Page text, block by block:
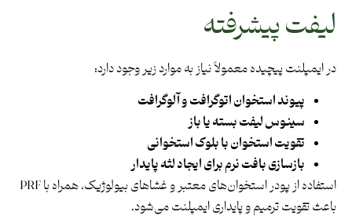
لیفت پیشرفته
در ایمپلنت پیچیده معمولاً نیاز به موارد زیر وجود دارد:
پیوند استخوان اتوگرافت و آلوگرافت
سینوس لیفت بسته یا باز
تقویت استخوان با بلوک استخوانی
بازسازی بافت نرم برای ایجاد لثه پایدار
استفاده از پودر استخوان‌های معتبر و غشاهای بیولوژیک، همراه با PRF
باعث تقویت ترمیم و پایداری ایمپلنت می‌شود.